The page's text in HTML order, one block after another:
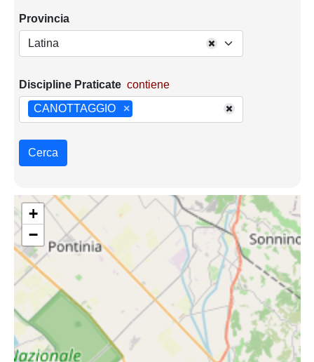
Provincia
Latina
Discipline Praticate contiene
×
CANOTTAGGIO
Cerca
+
−